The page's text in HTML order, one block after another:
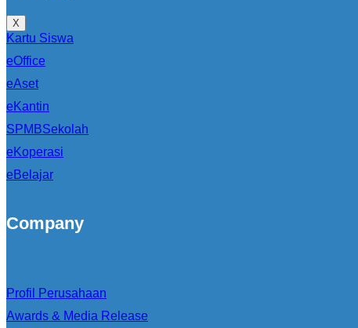
X
Kartu Siswa
eOffice
eAset
eKantin
SPMBSekolah
eKoperasi
eBelajar
Company
Profil Perusahaan
Awards & Media Release